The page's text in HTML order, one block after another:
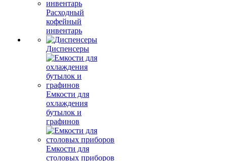
Расходный
кофейный
инвентарь
Диспенсеры
Емкости для
охлаждения
бутылок и
графинов
Емкости для
столовых приборов